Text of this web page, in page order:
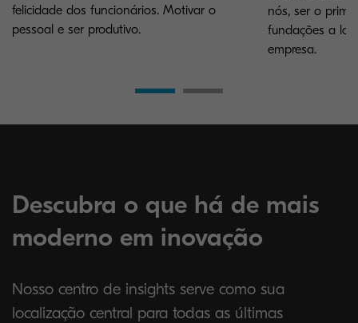
felicidade dos funcionários. Motivar o
pessoal e ser produtivo.
nós, ser o
fundações a
empresa.
Descubra o que há de mais
moderno em inovação
Nosso centro de insights serve como sua
localização central para todas as últimas